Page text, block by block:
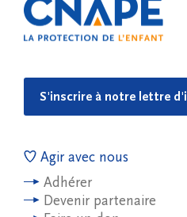
S'inscrire à notre lettre
Agir avec nous
Adhérer
Devenir partenaire